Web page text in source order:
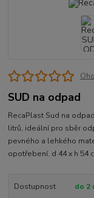
SUD na odpad
RecaPlast Sud na
litrů, ideální pro sběr
pevného a lehkého
opotřebení. d 44 x h 54
Dostupnost
do 2